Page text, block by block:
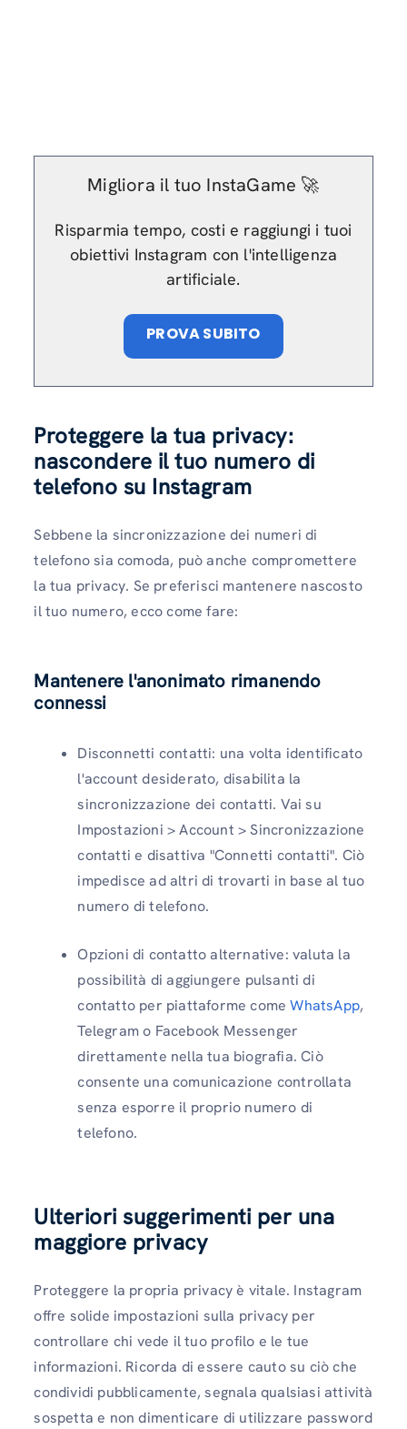
Migliora il tuo InstaGame 🚀
Risparmia tempo, costi e raggiungi i tuoi
obiettivi Instagram con l'intelligenza
artificiale.
PROVA SUBITO
Proteggere la tua privacy:
nascondere il tuo numero di
telefono su Instagram
Sebbene la sincronizzazione dei numeri di
telefono sia comoda, può anche compromettere
la tua privacy. Se preferisci mantenere nascosto
il tuo numero, ecco come fare:
Mantenere l'anonimato rimanendo
connessi
Disconnetti contatti: una volta identificato
l'account desiderato, disabilita la
sincronizzazione dei contatti. Vai su
Impostazioni > Account > Sincronizzazione
contatti e disattiva "Connetti contatti". Ciò
impedisce ad altri di trovarti in base al tuo
numero di telefono.
Opzioni di contatto alternative: valuta la
possibilità di aggiungere pulsanti di
contatto per piattaforme comeWhatsApp,
Telegram o Facebook Messenger
direttamente nella tua biografia. Ciò
consente una comunicazione controllata
senza esporre il proprio numero di
telefono.
Ulteriori suggerimenti per una
maggiore privacy
Proteggere la propria privacy è vitale. Instagram
offre solide impostazioni sulla privacy per
controllare chi vede il tuo profilo e le tue
informazioni. Ricorda di essere cauto su ciò che
condividi pubblicamente, segnala qualsiasi attività
sospetta e non dimenticare di utilizzare password